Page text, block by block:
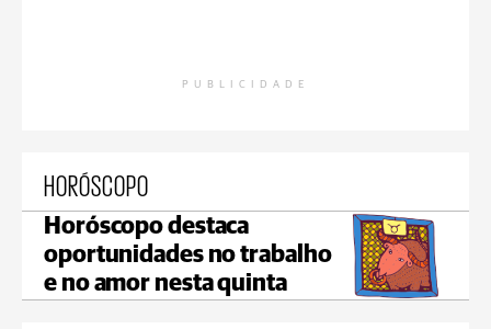
PUBLICIDADE
HORÓSCOPO
Horóscopo destaca
oportunidades no trabalho
e no amor nesta quinta